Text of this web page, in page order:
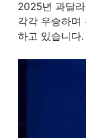
2025년 과달
각각 우승하며
하고 있습니다.